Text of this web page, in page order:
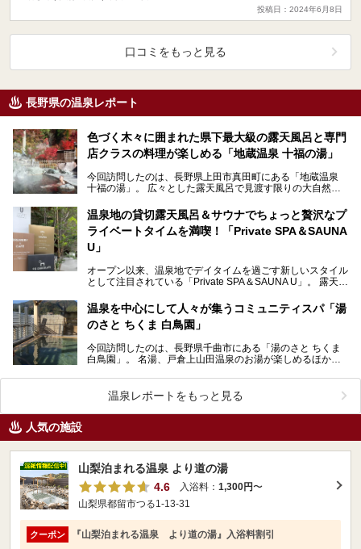
投稿日：2024年6月8日
口コミをもっと見る
長野県の温泉レポート
色づく木々に囲まれた県下最大級の露天風呂と専門
店クラスの料理が楽しめる「地蔵温泉 十福の湯」
今回訪問したのは、長野県上田市真田町にある「地蔵温泉
十福の湯」。 広々とした露天風呂で見渡す限りの大自然を
温泉地の貸切露天風呂＆サウナでちょっと贅沢なプ
ライベートタイムを満喫！「Private SPA＆SAUNA
U」
オープン以来、温泉地でデイタイムを過ごす新しいスタイル
として注目されている「Private SPA＆SAUNA U」。 露天風
温泉を中心にして人々が集うコミュニティスパ「湯
のさと ちくま 白鳥園」
今回訪問したのは、長野県千曲市にある「湯のさと ちくま
白鳥園」。 名湯、戸倉上山田温泉のお湯が楽しめるほか、
温泉レポートをもっと見る
人気の施設
山梨泊まれる温泉 より道の湯
4.6
入浴料： 1,300円〜
山梨県都留市つる1-13-31
クーポン 『山梨泊まれる温泉 より道の湯』入浴料割引